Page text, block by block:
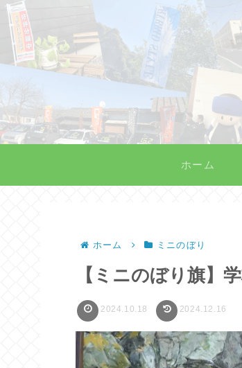
ホーム
ホーム ミニのぼり
【ミニのぼり旗】
2024.10.18 2024.12.16